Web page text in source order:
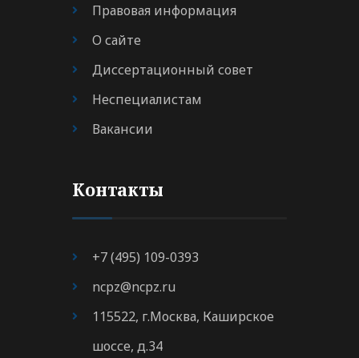
Правовая информация
О сайте
Диссертационный совет
Неспециалистам
Вакансии
Контакты
+7 (495) 109-0393
ncpz@ncpz.ru
115522, г.Москва, Каширское
шоссе, д.34